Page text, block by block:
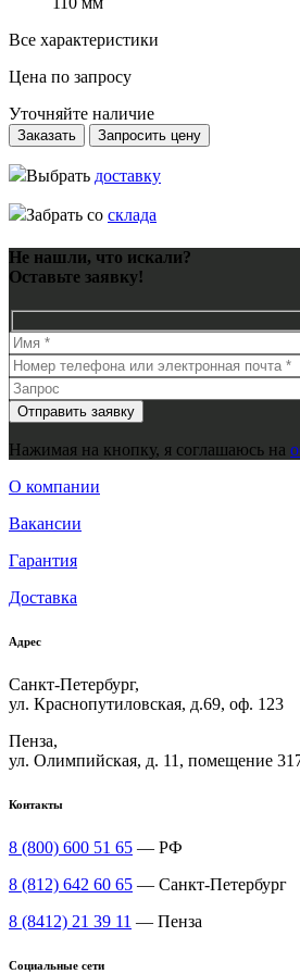
Все характеристики
Цена по запросу
Уточняйте наличие
Заказать Запросить цену
Выбрать доставку
Забрать со склада
Не нашли, что искали?
Оставьте заявку!
Нажимая на кнопку, я соглашаюсь на
О компании
Вакансии
Гарантия
Доставка
Адрес
Санкт-Петербург,
ул. Краснопутиловская, д.69, оф. 123
Пенза,
ул. Олимпийская, д. 11, помещение
Контакты
8 (800) 600 51 65 — РФ
8 (812) 642 60 65 — Санкт-Петербург
8 (8412) 21 39 11 — Пенза
Социальные сети